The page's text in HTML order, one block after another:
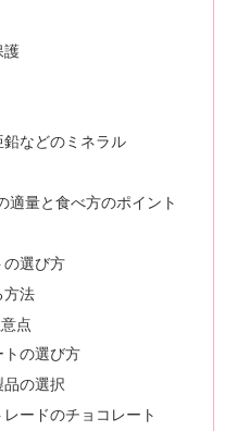
護
などのミネラル
適量と食べ方のポイント
の選び方
方法
点
トの選び方
の選択
ードのチョコレート